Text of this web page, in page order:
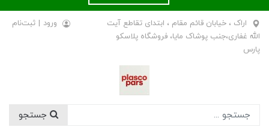
اراک ، خیابان قائم مقام ، ابتدای تقاطع آیت
الله غفاری،جنب پوشاک مایا، فروشگاه پلاسکو
پارس
ورود | ثبت‌نام